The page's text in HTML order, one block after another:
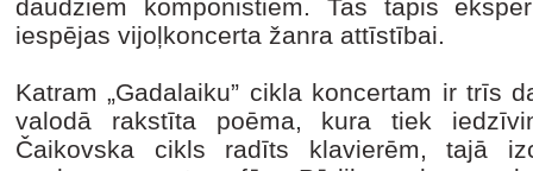
daudziem komponistiem. Tas tapis
iespējas vijoļkoncerta žanra attīstībai.
Katram „Gadalaiku” cikla koncertam ir trīs
valodā rakstīta poēma, kura tiek
Čaikovska cikls radīts klavierēm, tajā